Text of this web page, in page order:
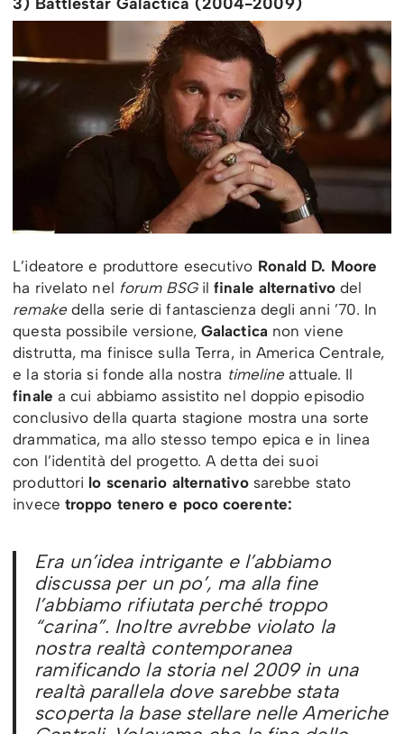
L’ideatore e produttore esecutivo Ronald D. Moore
ha rivelato nel forum BSGilfinale alternativodel
remake della serie di fantascienza degli anni ’70. In
questa possibile versione, Galactica non viene
distrutta, ma finisce sulla Terra, in America Centrale,
e la storia si fonde alla nostra timelineattuale. Il
finale a cui abbiamo assistito nel doppio episodio
conclusivo della quarta stagione mostra una sorte
drammatica, ma allo stesso tempo epica e in linea
con l’identità del progetto. A detta dei suoi
produttori lo scenario alternativosarebbe stato
invece troppo tenero e poco coerente:
Era un’idea intrigante e l’abbiamo
discussa per un po’, ma alla fine
l’abbiamo rifiutata perché troppo
“carina”. Inoltre avrebbe violato la
nostra realtà contemporanea
ramificando la storia nel 2009 in una
realtà parallela dove sarebbe stata
scoperta la base stellare nelle Americhe